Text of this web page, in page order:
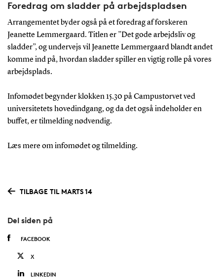
Foredrag om sladder på arbejdspladsen
Arrangementet byder også på et foredrag af forskeren
Jeanette Lemmergaard. Titlen er ”Det gode arbejdsliv og
sladder”, og undervejs vil Jeanette Lemmergaard blandt andet
komme ind på, hvordan sladder spiller en vigtig rolle på vores
arbejdsplads.
Infomødet begynder klokken 15.30 på Campustorvet ved
universitetets hovedindgang, og da det også indeholder en
buffet, er tilmelding nødvendig.
Læs mere om infomødet og tilmelding.
TILBAGE TIL MARTS 14
Del siden på
FACEBOOK
X
LINKEDIN